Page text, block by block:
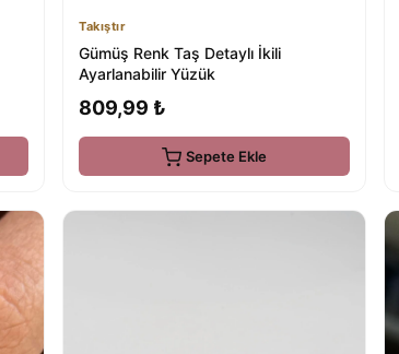
Takıştır
Gümüş Renk Taş Detaylı İkili
Ayarlanabilir Yüzük
809,99 ₺
Sepete Ekle